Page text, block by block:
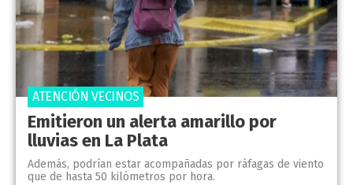
Emitieron un alerta amarillo por
lluvias en La Plata
Además, podrían estar acompañadas por ráfagas de viento
que de hasta 50 kilómetros por hora.
ATENCIÓN VECINOS